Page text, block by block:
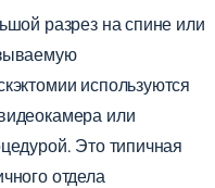
разрез на спине или
используются
или
Это типичная
отдела